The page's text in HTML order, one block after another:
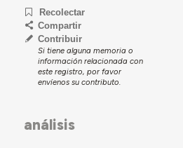
Recolectar
Compartir
Contribuir
Si tiene alguna memoria o
información relacionada con
este registro, por favor
envíenos su contributo.
análisis